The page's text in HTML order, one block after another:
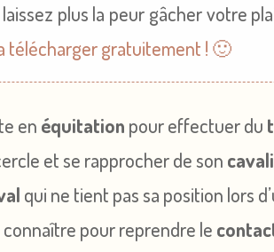
plus la peur gâcher votre
télécharger gratuitement ! 🙂
en équitation pour effectuer du
et se rapprocher de son
qui ne tient pas sa position lors
pour reprendre le